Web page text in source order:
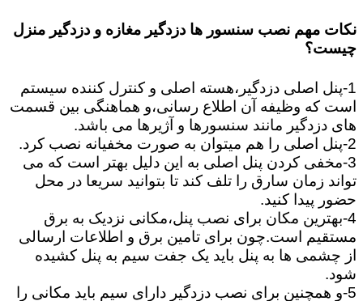
نکات مهم نصب سنسور ها دزدگیر مغازه و دزدگیر منزل
چیست؟
1-پنل اصلی دزدگیر،هسته اصلی و کنترل کننده سیستم
است که وظیفه آن اطلاع رسانی،و هماهنگی بین قسمت
های دزدگیر مانند سنسورها و آژیرها می باشد.
2-پنل اصلی را هم میتوان به صورت مخفیانه نصب کرد.
3-مخفی کردن پنل اصلی به این دلیل بهتر است که می
تواند زمان سارق را تلف کند تا بتوانید سریعا در محل
حضور پیدا کنید.
4-بهترین مکان برای نصب پنل،مکانی نزدیک به برق
مستقیم است.چون برای تامین برق و اطلاعات ارسالی
از چشمی ها به پنل باید یک جفت سیم به پنل کشیده
شود.
5-و همچنین برای نصب دزدگیر دارای سیم باید مکانی را